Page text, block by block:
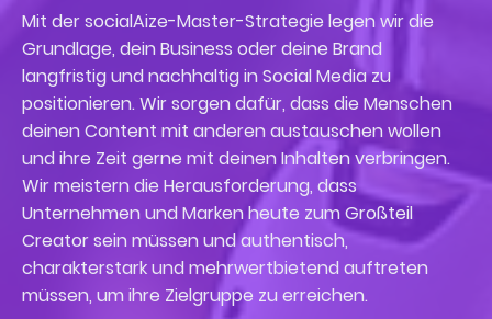
Mit der socialAize-Master-Strategie legen wir die
Grundlage, dein Business oder deine Brand
langfristig und nachhaltig in Social Media zu
positionieren. Wir sorgen dafür, dass die Menschen
deinen Content mit anderen austauschen wollen
und ihre Zeit gerne mit deinen Inhalten verbringen.
Wir meistern die Herausforderung, dass
Unternehmen und Marken heute zum Großteil
Creator sein müssen und authentisch,
charakterstark und mehrwertbietend auftreten
müssen, um ihre Zielgruppe zu erreichen.